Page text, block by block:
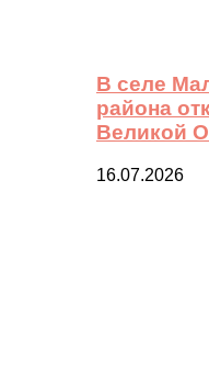
В селе
района
Великой
16.07.2026